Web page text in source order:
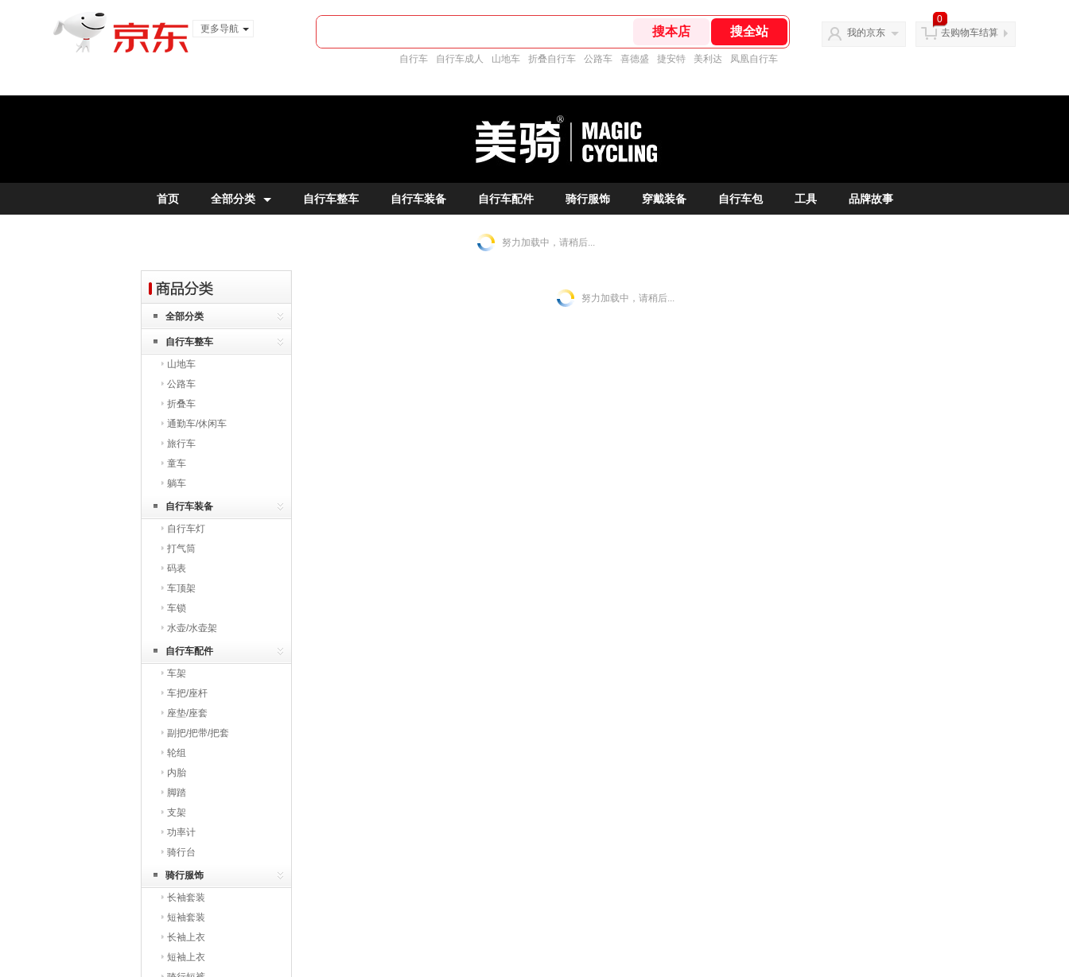
更多导航
自行车 自行车成人 山地车 折叠自行车 公路车 喜德盛 捷安特 美利达 凤凰自行车
我的京东
0
去购物车结算
首页 全部分类 自行车整车 自行车装备 自行车配件 骑行服饰 穿戴装备 自行车包 工具 品牌故事
努力加载中，请稍后...
全部分类
自行车整车
山地车
公路车
折叠车
通勤车/休闲车
旅行车
童车
躺车
自行车装备
自行车灯
打气筒
码表
车顶架
车锁
水壶/水壶架
自行车配件
车架
车把/座杆
座垫/座套
副把/把带/把套
轮组
内胎
脚踏
支架
功率计
骑行台
骑行服饰
长袖套装
短袖套装
长袖上衣
短袖上衣
努力加载中，请稍后...